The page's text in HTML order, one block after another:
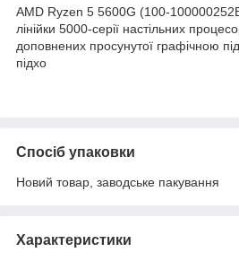
AMD Ryzen 5 5600G (100-
лінійки 5000-серії настільних
доповнених просунутої графічною
підхо
Спосіб упаковки
Новий товар, заводське пакування
Характеристики